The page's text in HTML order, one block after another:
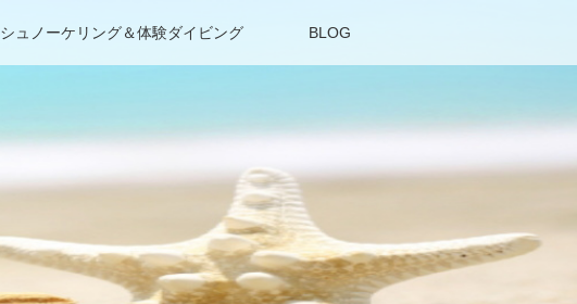
シュノーケリング＆体験ダイビング BLOG